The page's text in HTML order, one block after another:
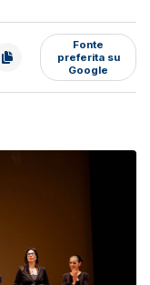
Fonte
preferita su
Google